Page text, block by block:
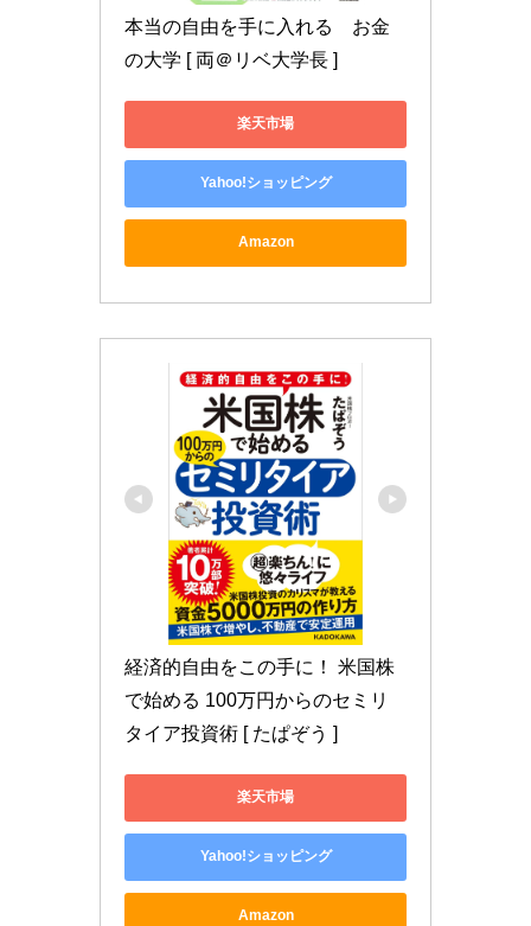
本当の自由を手に入れる　お金
の大学 [ 両＠リベ大学長 ]
楽天市場
Yahoo!ショッピング
Amazon
経済的自由をこの手に！ 米国株
で始める 100万円からのセミリ
タイア投資術 [ たぱぞう ]
楽天市場
Yahoo!ショッピング
Amazon